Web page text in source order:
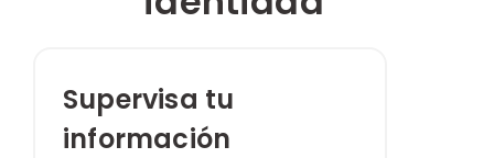
Supervisa tu
información